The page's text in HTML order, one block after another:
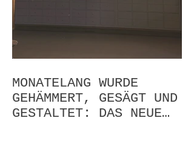
MONATELANG WURDE
GEHÄMMERT, GESÄGT UND
GESTALTET: DAS NEUE